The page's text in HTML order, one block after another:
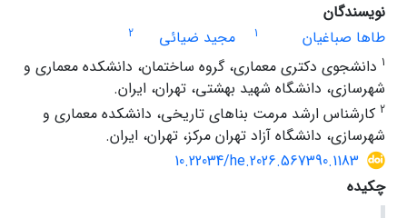
نویسندگان
طاها صباغیان
1 مجید ضیائی
2
1 دانشجوی دکتری معماری، گروه ساختمان، دانشکده معماری و
شهرسازی، دانشگاه شهید بهشتی، تهران، ایران.
2 کارشناس ارشد مرمت بناهای تاریخی، دانشکده معماری و
شهرسازی، دانشگاه آزاد تهران مرکز، تهران، ایران.
10.22034/he.2026.567390.1183
چکیده